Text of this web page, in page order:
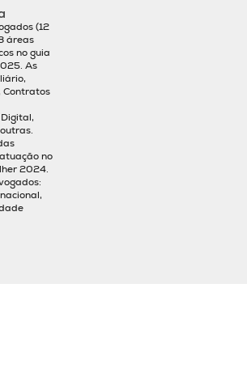
(12
áreas
no guia
As
Contratos
no
2024.